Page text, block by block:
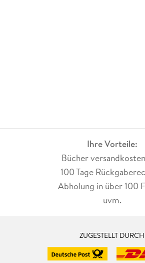
Ihre Vorteile:
Bücher
100 Tage
Abholung in über 100
uvm.
ZUGESTELLT DURCH